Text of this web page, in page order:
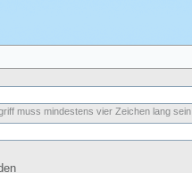
muss mindestens vier Zeichen lang sein.